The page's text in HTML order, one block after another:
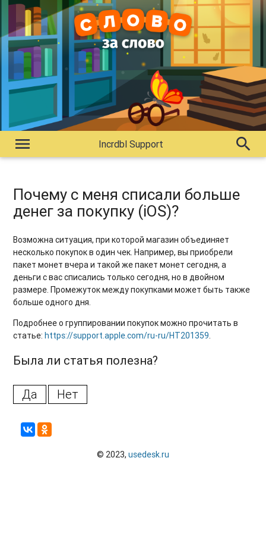
menu Incrdbl Support search
Почему с меня списали больше
денег за покупку (iOS)?
Возможна ситуация, при которой магазин объединяет
несколько покупок в один чек. Например, вы приобрели
пакет монет вчера и такой же пакет монет сегодня, а
деньги с вас списались только сегодня, но в двойном
размере. Промежуток между покупками может быть также
больше одного дня.
Подробнее о группировании покупок можно прочитать в
статье:https://support.apple.com/ru-ru/HT201359.
Была ли статья полезна?
Да Нет
© 2023, usedesk.ru